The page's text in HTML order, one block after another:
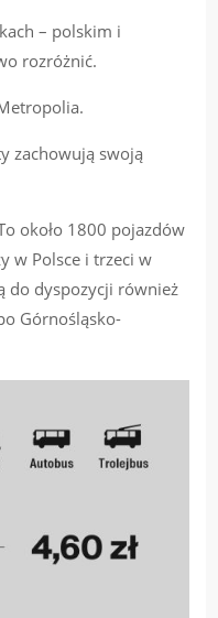
– polskim i
rozróżnić.
zachowują swoją
około 1800 pojazdów
w Polsce i trzeci w
do dyspozycji również
Górnośląsko-